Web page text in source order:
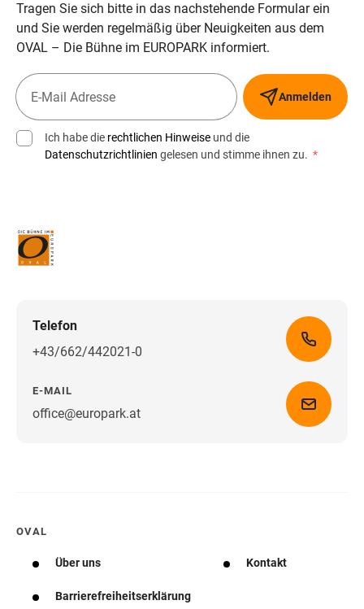
Tragen Sie sich bitte in das nachstehende Formular ein
und Sie werden regelmäßig über Neuigkeiten aus dem
OVAL – Die Bühne im EUROPARK informiert.
Anmelden
Ich habe die rechtlichen Hinweise und die
Datenschutzrichtlinien gelesen und stimme ihnen zu. *
Telefon
+43/662/442021-0
E-MAIL
office@europark.atWegbeschreibung erhalten
OVAL
Über uns Kontakt
Barrierefreiheitserklärung